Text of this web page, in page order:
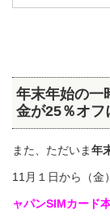
年末年始の一
金が25％オフ
また、ただいま年
11月１日から（金
ャパンSIMカード